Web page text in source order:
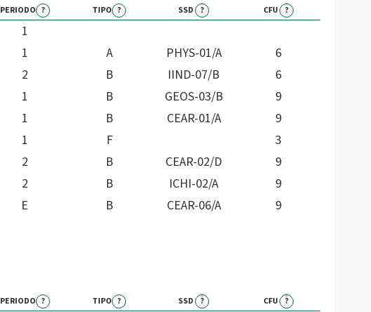
PERIODO ? TIPO ? SSD ? CFU ?
1
1 A PHYS-01/A
6
2 B IIND-07/B
6
1 B GEOS-03/B
9
1 B CEAR-01/A
9
1 F
3
2 B CEAR-02/D
9
2 B ICHI-02/A
9
E B CEAR-06/A 9
PERIODO ? TIPO ? SSD ? CFU ?